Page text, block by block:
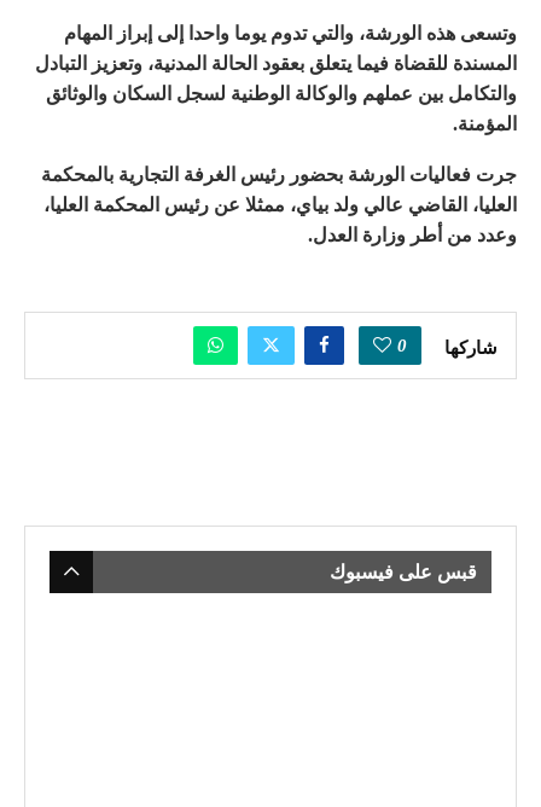
وتسعى هذه الورشة، والتي تدوم يوما واحدا إلى إبراز المهام
المسندة للقضاة فيما يتعلق بعقود الحالة المدنية، وتعزيز التبادل
والتكامل بين عملهم والوكالة الوطنية لسجل السكان والوثائق
المؤمنة.
جرت فعاليات الورشة بحضور رئيس الغرفة التجارية بالمحكمة
العليا، القاضي عالي ولد بياي، ممثلا عن رئيس المحكمة العليا،
وعدد من أطر وزارة العدل.
شاركها 0
قبس على فيسبوك